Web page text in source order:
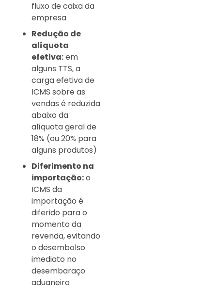
fluxo de caixa da
empresa
Redução de
alíquota
efetiva:em
alguns TTS, a
carga efetiva de
ICMS sobre as
vendas é reduzida
abaixo da
alíquota geral de
18% (ou 20% para
alguns produtos)
Diferimento na
importação:o
ICMS da
importação é
diferido para o
momento da
revenda, evitando
o desembolso
imediato no
desembaraço
aduaneiro